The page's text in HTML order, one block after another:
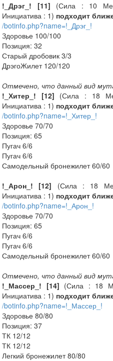
!_Дрэг_! [11] (Сила : 10
Инициатива : 1) подходит
/botinfo.php?name=!_Дрэг_!
Здоровье 100/100
Позиция: 32
Старый дробовик 3/3
ДрэгоЖилет 120/120
Отмечено, что данный вид
!_Хитер_! [12] (Сила : 18
Инициатива : 1) подходит
/botinfo.php?name=!_Хитер_!
Здоровье 70/70
Позиция: 65
Пугач 6/6
Пугач 6/6
Самодельный бронежилет 60/60
!_Арон_! [12] (Сила : 18
Инициатива : 1) подходит
/botinfo.php?name=!_Арон_!
Здоровье 70/70
Позиция: 65
Пугач 6/6
Пугач 6/6
Самодельный бронежилет 60/60
Отмечено, что данный вид
!_Массер_! [14] (Сила : 18
Инициатива : 1) подходит
/botinfo.php?name=!_Массер_!
Здоровье 80/80
Позиция: 37
ТК 12/12
ТК 12/12
Легкий бронежилет 80/80